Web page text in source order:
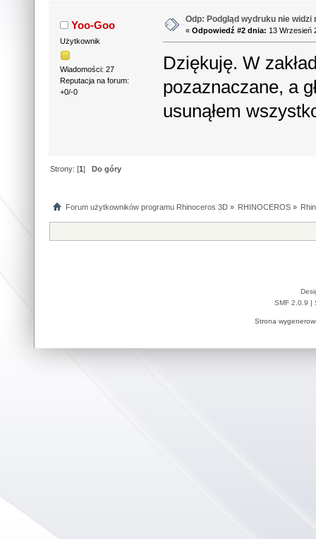
Yoo-Goo
Użytkownik
Wiadomości: 27
Reputacja na forum:
+0/-0
Odp: Podgląd wydruku nie
«Odpowiedź #2 dnia: 13 Wrzesień
Dziękuję. W
pozaznaczane, a
usunąłem
Strony: [1] Do góry
Forum użytkowników programu Rhinoceros 3D» RHINOCEROS»
SMF 2.0.9 |
Strona